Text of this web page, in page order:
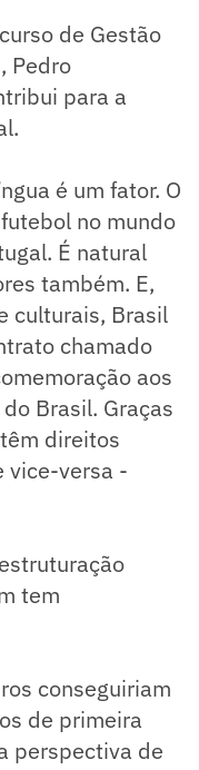
de Gestão
Pedro
para a
é um fator. O
no mundo
É natural
também. E,
culturais, Brasil
chamado
aos
Brasil. Graças
direitos
vice-versa -
tem
conseguiriam
de primeira
perspectiva de